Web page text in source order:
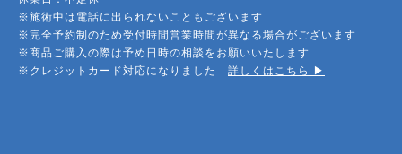
※施術中は電話に出られないこともございます
※完全予約制のため受付時間営業時間が異なる場合がございます
※商品ご購入の際は予め日時の相談をお願いいたします
※クレジットカード対応になりました 詳しくはこちら ▶︎